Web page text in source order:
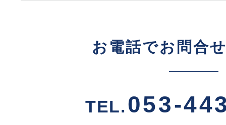
お電話でお問合
TEL.053-